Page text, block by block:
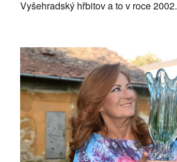
Vyšehradský hřbitov a to v roce 2002.